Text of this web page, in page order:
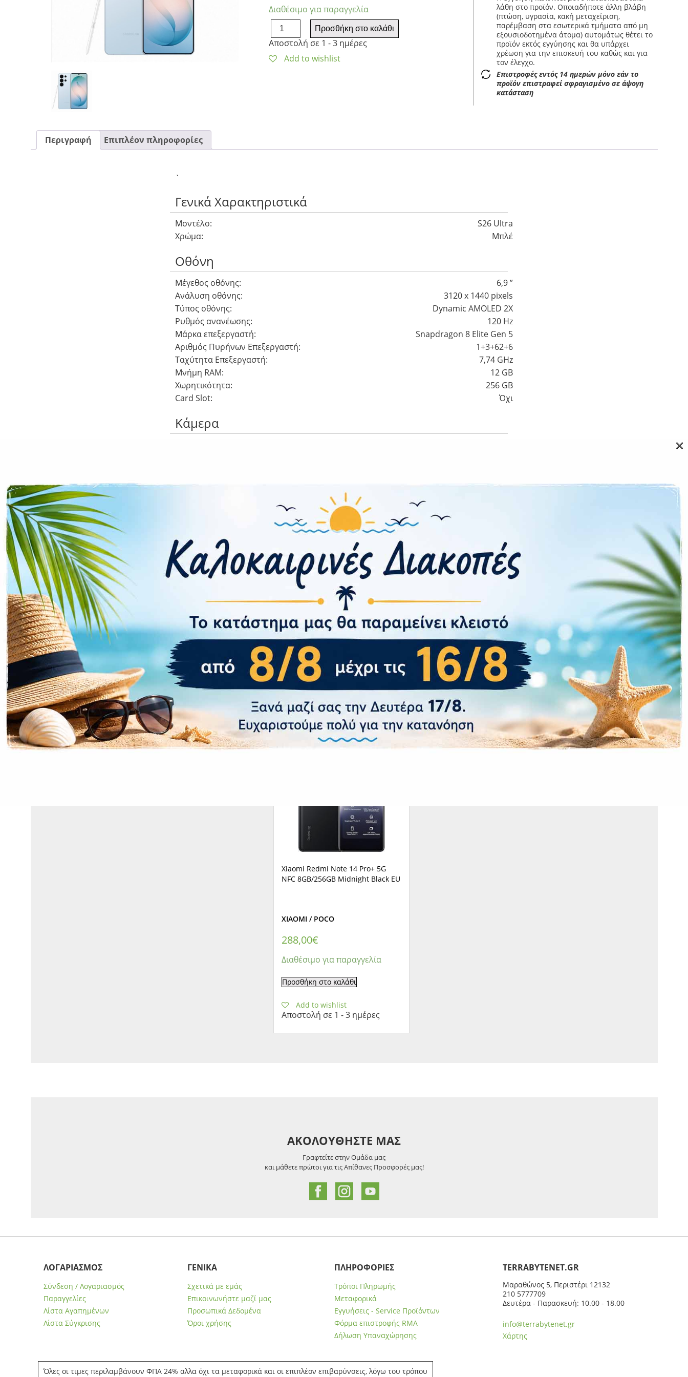
LIQUID COOLERS
ACCESSORIES
GAMING
ΟΙΚΙΑΚΕΣ ΣΥΣΚΕΥΕΣ
Διαθέσιμο για παραγγελία
Samsung
Galaxy
S26
Ultra
S948
EU
Προσθήκη στο καλάθι
Αποστολή σε 1 - 3 ημέρες
Add to wishlist
λάθη στο προϊόν. Οποιαδήποτε άλλη βλάβη
(πτώση, υγρασία, κακή μεταχείριση,
παρέμβαση στα εσωτερικά τμήματα από μη
εξουσιοδοτημένα άτομα) αυτομάτως θέτει το
προϊόν εκτός εγγύησης και θα υπάρχει
χρέωση για την επισκευή του καθώς και για
τον έλεγχο.
Επιστροφές εντός 14 ημερών μόνο εάν το
προϊόν επιστραφεί σφραγισμένο σε άψογη
κατάσταση
Περιγραφή Επιπλέον πληροφορίες
`
Γενικά Χαρακτηριστικά
Μοντέλο:
S26 Ultra
Χρώμα:
Μπλέ
Οθόνη
Μέγεθος οθόνης:
6,9 ”
Ανάλυση οθόνης:
3120 x 1440 pixels
Τύπος οθόνης:
Dynamic AMOLED 2X
Ρυθμός ανανέωσης:
120 Hz
Μάρκα επεξεργαστή:
Snapdragon 8 Elite Gen 5
Αριθμός Πυρήνων Eπεξεργαστή:
1+3+62+6
Ταχύτητα Επεξεργαστή:
7,74 GHz
Μνήμη RAM:
12 GB
Χωρητικότητα:
256 GB
Card Slot:
Όχι
Κάμερα
NFC:
Ναι
Δαχτυλικό αποτύπωμα:
Κάτω από την Οθόνη
Μπαταρία:
5000 mAh
Ταχύτητα Φόρτισης
60 W
Αντίστροφη
Φόρτιση
ΌχιΔιαστάσεις
και Βάρος
Διαστάσεις
(ΠxΒxΥ):
163,6
x
78,1
x 7,9
Βάρος:214Πιστοποίηση
Προστασίας:
IP68
Εγγύηση
– Πιστο
ΣΧΕΤΙΚΆ ΠΡΟΪΌΝΤΑ
Xiaomi Redmi Note 14 Pro+ 5G
NFC 8GB/256GB Midnight Black EU
XIAOMI / POCO
288,00€
Διαθέσιμο για παραγγελία
Προσθήκη στο καλάθι
Add to wishlist
Αποστολή σε 1 - 3 ημέρες
ΑΚΟΛΟΥΘΗΣΤΕ ΜΑΣ
Γραφτείτε στην Ομάδα μας
και μάθετε πρώτοι για τις Απίθανες Προσφορές μας!
ΛΟΓΑΡΙΑΣΜΟΣ
Σύνδεση / Λογαριασμός
Παραγγελίες
Λίστα Αγαπημένων
Λίστα Σύγκρισης
ΓΕΝΙΚΑ
Σχετικά με εμάς
Επικοινωνήστε μαζί μας
Προσωπικά Δεδομένα
Όροι χρήσης
ΠΛΗΡΟΦΟΡΙΕΣ
Τρόποι Πληρωμής
Μεταφορικά
Εγγυήσεις - Service Προϊόντων
Φόρμα επιστροφής RMA
Δήλωση Υπαναχώρησης
ΤERRABYTENET.GR
Μαραθώνος 5, Περιστέρι 12132
210 5777709
Δευτέρα - Παρασκευή: 10.00 - 18.00
info@terrabytenet.gr
Χάρτης
Όλες οι τιμες περιλαμβάνουν ΦΠΑ 24% αλλα όχι τα μεταφορικά και οι επιπλέον επιβαρύνσεις, λόγω του τρόπου
×